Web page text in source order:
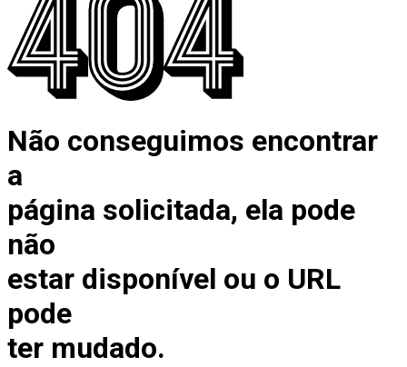
Não conseguimos encontrar
a
página solicitada, ela pode
não
estar disponível ou o URL
pode
ter mudado.